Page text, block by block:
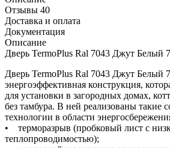
Отзывы 40
Доставка и оплата
Документация
Описание
Дверь TermoPlus Ral 7043 Джут Белый
Дверь TermoPlus Ral 7043 Джут Белый
энергоэффективная конструкция,
для установки в загородных домах,
без тамбура. В ней реализованы такие
технологии в области
• терморазрыв (пробковый лист с
теплопроводимостью);